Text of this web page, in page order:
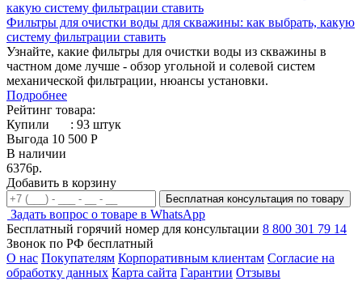
Фильтры для очистки воды для скважины: как выбрать, какую
систему фильтрации ставить
Узнайте, какие фильтры для очистки воды из скважины в
частном доме лучше - обзор угольной и солевой систем
механической фильтрации, нюансы установки.
Подробнее
Рейтинг товара:
Купили
: 93 штук
Выгода 10 500 Р
В наличии
6376р.
Добавить в корзину
Бесплатная консультация по товару
Задать вопрос о товаре в WhatsApp
Бесплатный горячий номер для консультации 8 800 301 79 14
Звонок по РФ бесплатный
О нас Покупателям Корпоративным клиентам Согласие на
обработку данных Карта сайта Гарантии Отзывы